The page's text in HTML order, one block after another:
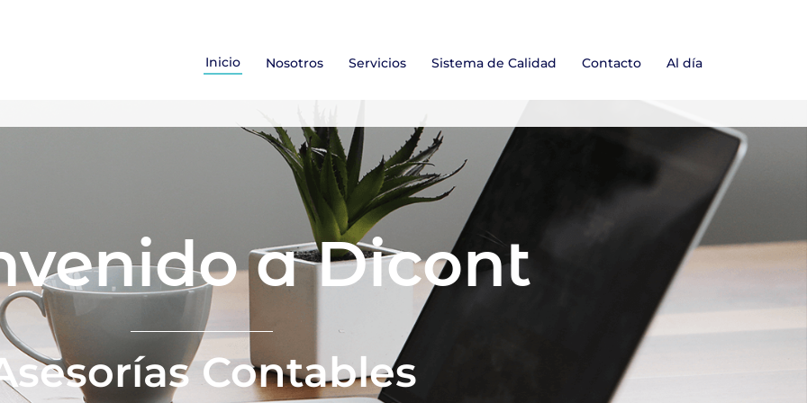
Inicio Nosotros Servicios Sistema de Calidad Contacto Al día
a Dicont
Contables